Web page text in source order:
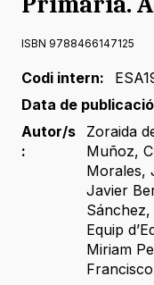
ISBN 9788466147125
Codi intern:
Data de
Autor/s
:
Zoraida
Muñoz,
Morales,
Javier
Sánchez,
Equip
Miriam
Francisco